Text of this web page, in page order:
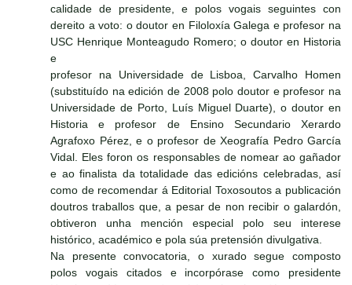
calidade de presidente, e polos vogais seguintes con
dereito a voto: o doutor en Filoloxía Galega e profesor na
USC Henrique Monteagudo Romero; o doutor en Historia
e
profesor na Universidade de Lisboa, Carvalho Homen
(substituído na edición de 2008 polo doutor e profesor na
Universidade de Porto, Luís Miguel Duarte), o doutor en
Historia e profesor de Ensino Secundario Xerardo
Agrafoxo Pérez, e o profesor de Xeografía Pedro García
Vidal. Eles foron os responsables de nomear ao gañador
e ao finalista da totalidade das edicións celebradas, así
como de recomendar á Editorial Toxosoutos a publicación
doutros traballos que, a pesar de non recibir o galardón,
obtiveron unha mención especial polo seu interese
histórico, académico e pola súa pretensión divulgativa.
Na presente convocatoria, o xurado segue composto
polos vogais citados e incorpórase como presidente